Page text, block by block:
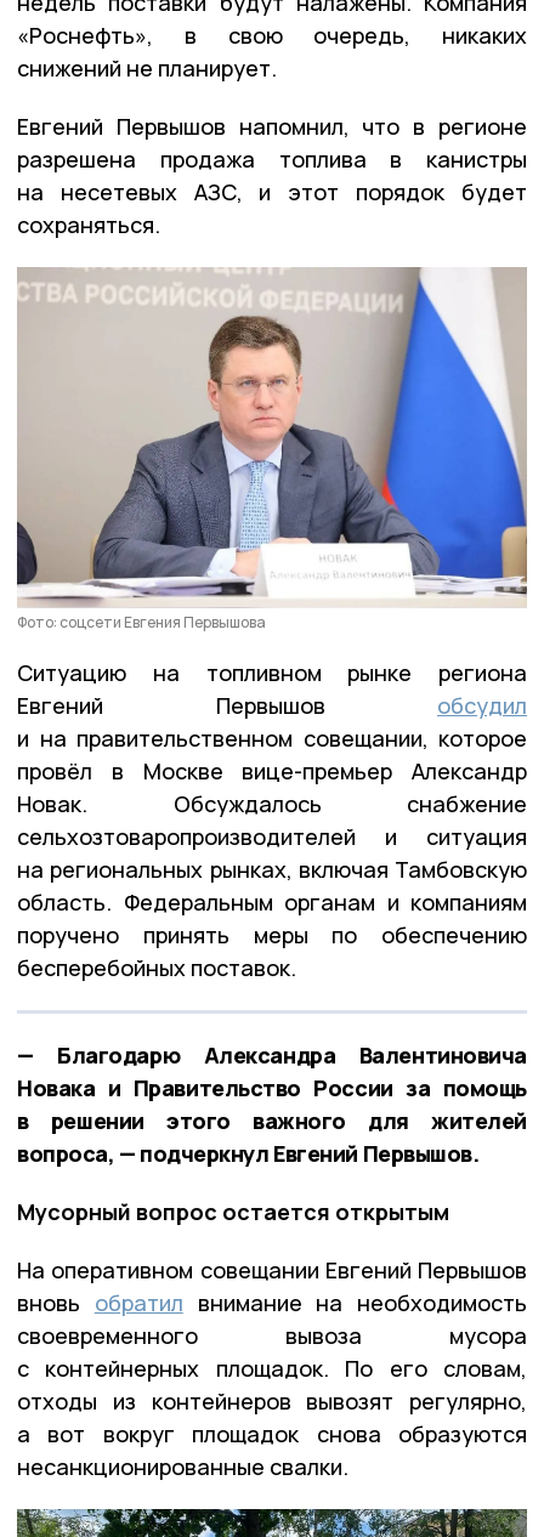
«Роснефть», в свою очередь, никаких
снижений не планирует.
Евгений Первышов напомнил, что в регионе
разрешена продажа топлива в канистры
на несетевых АЗС, и этот порядок будет
сохраняться.
Фото: соцсети Евгения Первышова
Ситуацию на топливном рынке региона
Евгений Первышов обсудил
и на правительственном совещании, которое
провёл в Москве вице-премьер Александр
Новак. Обсуждалось снабжение
сельхозтоваропроизводителей и ситуация
на региональных рынках, включая Тамбовскую
область. Федеральным органам и компаниям
поручено принять меры по обеспечению
бесперебойных поставок.
— Благодарю Александра Валентиновича
Новака и Правительство России за помощь
в решении этого важного для жителей
вопроса, — подчеркнул Евгений Первышов.
Мусорный вопрос остается открытым
На оперативном совещании Евгений Первышов
вновь обратил внимание на необходимость
своевременного вывоза мусора
с контейнерных площадок. По его словам,
отходы из контейнеров вывозят регулярно,
а вот вокруг площадок снова образуются
несанкционированные свалки.